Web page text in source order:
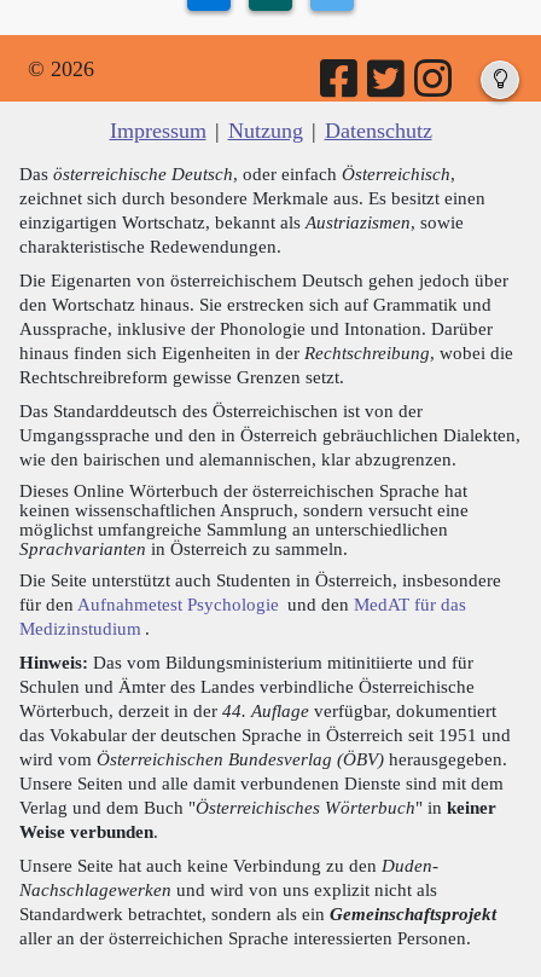
© 2026
Impressum | Nutzung | Datenschutz
Das österreichische Deutsch, oder einfach Österreichisch,
zeichnet sich durch besondere Merkmale aus. Es besitzt einen
einzigartigen Wortschatz, bekannt alsAustriazismen, sowie
charakteristische Redewendungen.
Die Eigenarten von österreichischem Deutsch gehen jedoch über
den Wortschatz hinaus. Sie erstrecken sich auf Grammatik und
Aussprache, inklusive der Phonologie und Intonation. Darüber
hinaus finden sich Eigenheiten in der Rechtschreibung, wobei die
Rechtschreibreform gewisse Grenzen setzt.
Das Standarddeutsch des Österreichischen ist von der
Umgangssprache und den in Österreich gebräuchlichen Dialekten,
wie den bairischen und alemannischen, klar abzugrenzen.
Dieses Online Wörterbuch der österreichischen Sprache hat
keinen wissenschaftlichen Anspruch, sondern versucht eine
möglichst umfangreiche Sammlung an unterschiedlichen
Sprachvarianten in Österreich zu sammeln.
Die Seite unterstützt auch Studenten in Österreich, insbesondere
für den Aufnahmetest Psychologie und den MedAT für das
Medizinstudium .
Hinweis: Das vom Bildungsministerium mitinitiierte und für
Schulen und Ämter des Landes verbindliche Österreichische
Wörterbuch, derzeit in der 44. Auflage verfügbar, dokumentiert
das Vokabular der deutschen Sprache in Österreich seit 1951 und
wird vom Österreichischen Bundesverlag (ÖBV) herausgegeben.
Unsere Seiten und alle damit verbundenen Dienste sind mit dem
Verlag und dem Buch "Österreichisches Wörterbuch" in keiner
Weise verbunden.
Unsere Seite hat auch keine Verbindung zu den Duden-
Nachschlagewerken und wird von uns explizit nicht als
Standardwerk betrachtet, sondern als ein Gemeinschaftsprojekt
aller an der österreichichen Sprache interessierten Personen.